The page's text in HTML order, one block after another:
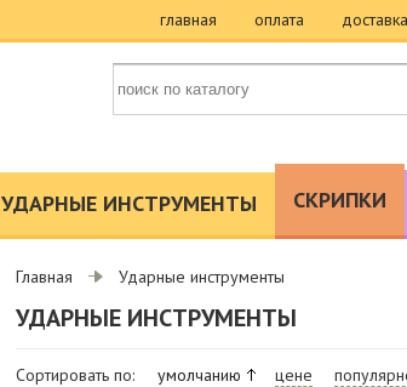
главная оплата доставка
УДАРНЫЕ ИНСТРУМЕНТЫ СКРИПКИ
Главная Ударные инструменты
УДАРНЫЕ ИНСТРУМЕНТЫ
Сортировать по: умолчанию цене